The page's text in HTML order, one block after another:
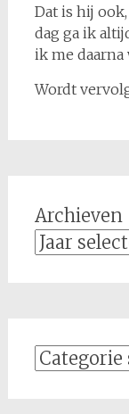
Dat is hij
dag ga ik
ik me
Wordt
Archieven